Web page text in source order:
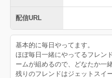
配信URL
基本的に毎日やってます。
ほぼ毎日一緒にやってるフレン
ームが組めるので、どなたか一
残りのフレンドはジェットスイ